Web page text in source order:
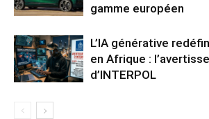
gamme européen
L’IA générative
en Afrique :
d’INTERPOL